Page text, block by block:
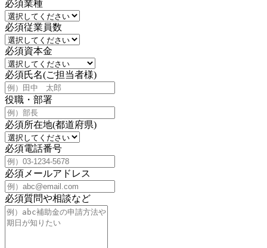
必須業種
必須従業員数
必須資本金
必須氏名(ご担当者様)
役職・部署
必須所在地(都道府県)
必須電話番号
必須 メールアドレス
必須質問や相談など